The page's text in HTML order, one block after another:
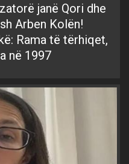
janë Qori dhe
Arben Kolën!
Rama të tërhiqet,
në 1997